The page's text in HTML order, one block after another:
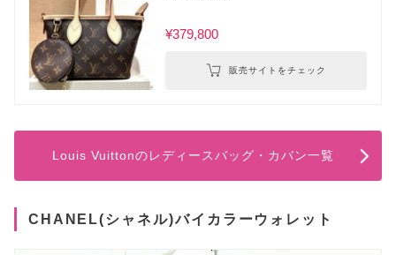
¥379,800
販売サイトをチェック
Louis Vuittonのレディースバッグ・カバン一覧
CHANEL(シャネル)バイカラーウォレット